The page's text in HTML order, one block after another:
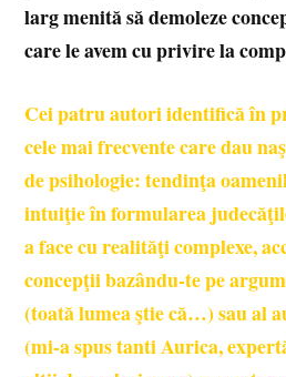
larg menită să demoleze
care le avem cu privire la
Cei patru autori identifică în
cele mai frecvente care dau
de psihologie: tendinţa
intuiţie în formularea
a face cu realităţi complexe,
concepţii bazându-te pe
(toată lumea ştie că…) sau al
(mi-a spus tanti Aurica,